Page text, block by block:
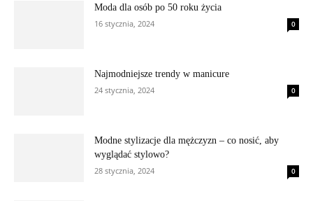
Moda dla osób po 50 roku życia
16 stycznia, 2024
0
Najmodniejsze trendy w manicure
24 stycznia, 2024
0
Modne stylizacje dla mężczyzn – co nosić, aby
wyglądać stylowo?
28 stycznia, 2024
0